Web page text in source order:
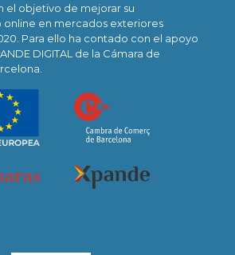
el objetivo de mejorar su
online en mercados exteriores
Para ello ha contado con el apoyo
DIGITAL de la Cámara de